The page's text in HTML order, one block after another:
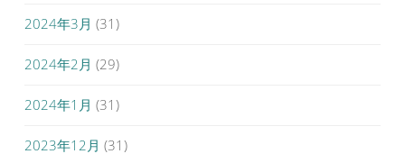
2024年3月 (31)
2024年2月 (29)
2024年1月 (31)
2023年12月 (31)